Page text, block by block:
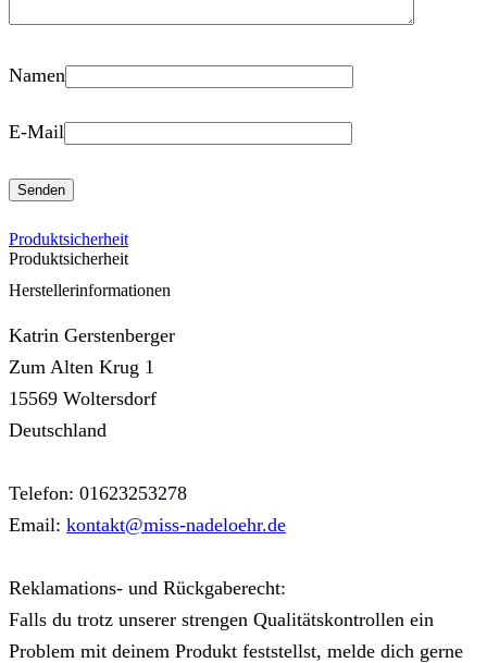
Namen
E-Mail
Produktsicherheit
Produktsicherheit
Herstellerinformationen
Katrin Gerstenberger
Zum Alten Krug 1
15569 Woltersdorf
Deutschland
Telefon: 01623253278
Email: kontakt@miss-nadeloehr.de
Reklamations- und Rückgaberecht:
Falls du trotz unserer strengen Qualitätskontrollen ein
Problem mit deinem Produkt feststellst, melde dich gerne